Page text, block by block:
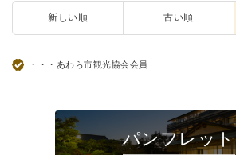
新しい順 古い順
・・・あわら市観光協会会員
パンフレット